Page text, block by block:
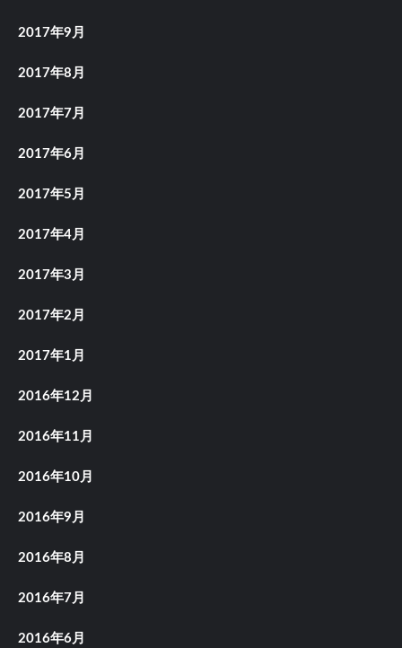
2017年9月
2017年8月
2017年7月
2017年6月
2017年5月
2017年4月
2017年3月
2017年2月
2017年1月
2016年12月
2016年11月
2016年10月
2016年9月
2016年8月
2016年7月
2016年6月